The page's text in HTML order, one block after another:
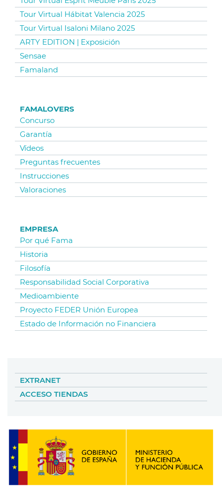
Tour Virtual Hábitat Valencia 2025
Tour Virtual Isaloni Milano 2025
ARTY EDITION | Exposición
Sensae
Famaland
FAMALOVERS
Concurso
Garantía
Vídeos
Preguntas frecuentes
Instrucciones
Valoraciones
EMPRESA
Por qué Fama
Historia
Filosofía
Responsabilidad Social Corporativa
Medioambiente
Proyecto FEDER Unión Europea
Estado de Información no Financiera
EXTRANET
ACCESO TIENDAS